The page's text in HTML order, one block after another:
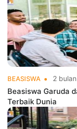
BEASISWA 2
Beasiswa Garuda
Terbaik Dunia